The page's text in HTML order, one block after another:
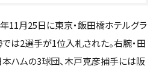
11月25日に東京・飯田橋ホテルグラ
は2選手が1位入札された。右腕・田
本ハムの3球団、木戸克彦捕手には阪